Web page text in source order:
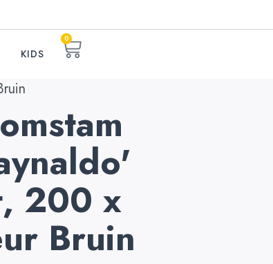
KIDS
0
200 x
Bruin